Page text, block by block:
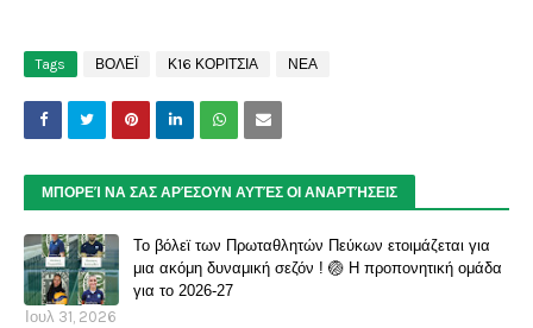
Tags ΒΟΛΕΪ Κ16 ΚΟΡΙΤΣΙΑ ΝΕΑ
ΜΠΟΡΕΊ ΝΑ ΣΑΣ ΑΡΈΣΟΥΝ ΑΥΤΈΣ ΟΙ ΑΝΑΡΤΉΣΕΙΣ
Το βόλεϊ των Πρωταθλητών Πεύκων ετοιμάζεται για
μια ακόμη δυναμική σεζόν ! 🏐 Η προπονητική ομάδα
για το 2026-27
Ιουλ 31, 2026